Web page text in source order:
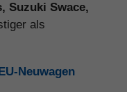
Suzuki Swace,
als
Neuwagen